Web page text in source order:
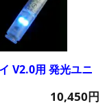
V2.0用 発光ユニ
10,450円